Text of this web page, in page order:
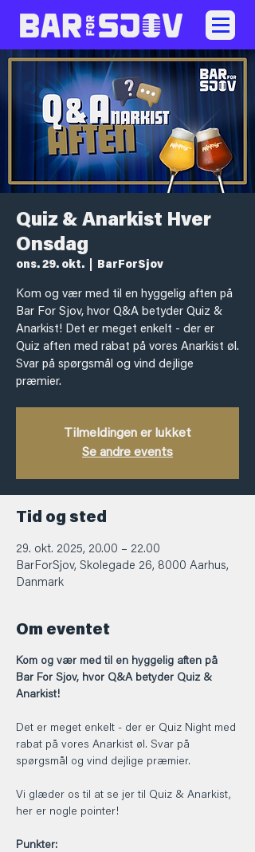
Quiz & Anarkist Hver
Onsdag
ons. 29. okt. BarForSjov
Kom og vær med til en hyggelig aften på
Bar For Sjov, hvor Q&A betyder Quiz &
Anarkist! Det er meget enkelt - der er
Quiz aften med rabat på vores Anarkist øl.
Svar på spørgsmål og vind dejlige
præmier.
Tilmeldingen er lukket
Se andre events
Tid og sted
29. okt. 2025, 20.00 – 22.00
BarForSjov, Skolegade 26, 8000 Aarhus,
Danmark
Om eventet
Kom og vær med til en hyggelig aften på
Bar For Sjov, hvor Q&A betyder Quiz &
Anarkist!
Det er meget enkelt - der er Quiz Night med
rabat på vores Anarkist øl. Svar på
spørgsmål og vind dejlige præmier.
Vi glæder os til at se jer til Quiz & Anarkist,
her er nogle pointer!
Punkter: